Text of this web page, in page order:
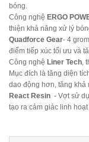
bóng.
Công nghệ ERGO
thiện khả năng xử lý
Quadforce Gear- 4
điểm tiếp xúc tối ưu và
Công nghệ Liner Tech,
Mục đích là tăng diện
dao động hơn, tăng khả
React Resin - Vợt sử
tạo ra cảm giác linh